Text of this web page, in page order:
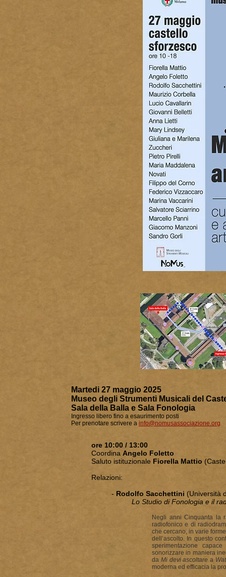
Martedi 27 maggio 2025
Museo degli Strumenti Musicali del
Sala della Balla e Sala Fonologia
Ingresso libero fino a esaurimento posti
Per prenotare scrivere a info@nomusassociazione.org
ore 10:00 / 13:00
Coordina Angelo Foletto
Saluto istituzionale Fiorella Mattio
Relazioni:
- Rodolfo Sacchettini (Università
Lo Studio di Fonologia e il
Negli anni Cinquanta la
radiofonico e di
che cercano, in varie
dell’ascolto. In questo
sperimentazione
sonorizzare in maniera
da Mi devi ascoltare a
moderna ed efficacia la